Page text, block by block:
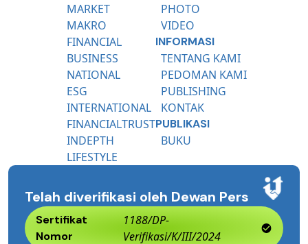
MARKET
MAKRO
FINANCIAL
BUSINESS
NATIONAL
ESG
INTERNATIONAL
FINANCIALTRUST
INDEPTH
LIFESTYLE
PHOTO
VIDEO
INFORMASI
TENTANG KAMI
PEDOMAN KAMI
PUBLISHING
KONTAK
PUBLIKASI
BUKU
Telah diverifikasi oleh Dewan Pers
Sertifikat
Nomor
1188/DP-
Verifikasi/K/III/2024